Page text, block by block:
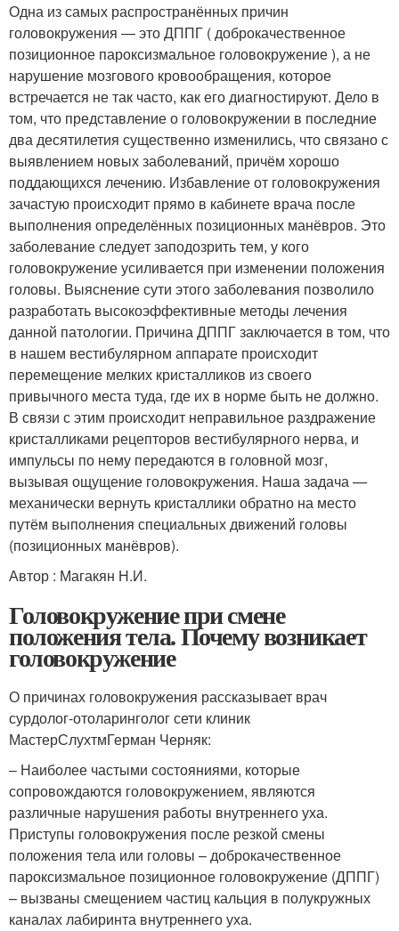
Одна из самых распространённых причин
головокружения — это ДППГ ( доброкачественное
позиционное пароксизмальное головокружение ), а не
нарушение мозгового кровообращения, которое
встречается не так часто, как его диагностируют. Дело в
том, что представление о головокружении в последние
два десятилетия существенно изменились, что связано с
выявлением новых заболеваний, причём хорошо
поддающихся лечению. Избавление от головокружения
зачастую происходит прямо в кабинете врача после
выполнения определённых позиционных манёвров. Это
заболевание следует заподозрить тем, у кого
головокружение усиливается при изменении положения
головы. Выяснение сути этого заболевания позволило
разработать высокоэффективные методы лечения
данной патологии. Причина ДППГ заключается в том, что
в нашем вестибулярном аппарате происходит
перемещение мелких кристалликов из своего
привычного места туда, где их в норме быть не должно.
В связи с этим происходит неправильное раздражение
кристалликами рецепторов вестибулярного нерва, и
импульсы по нему передаются в головной мозг,
вызывая ощущение головокружения. Наша задача —
механически вернуть кристаллики обратно на место
путём выполнения специальных движений головы
(позиционных манёвров).
Автор : Магакян Н.И.
Головокружение при смене
положения тела. Почему возникает
головокружение
О причинах головокружения рассказывает врач
сурдолог-отоларинголог сети клиник
МастерСлухтмГерман Черняк:
– Наиболее частыми состояниями, которые
сопровождаются головокружением, являются
различные нарушения работы внутреннего уха.
Приступы головокружения после резкой смены
положения тела или головы – доброкачественное
пароксизмальное позиционное головокружение (ДППГ)
– вызваны смещением частиц кальция в полукружных
каналах лабиринта внутреннего уха.